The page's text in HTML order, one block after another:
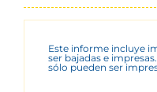
Este informe incluye
ser bajadas e
sólo pueden ser